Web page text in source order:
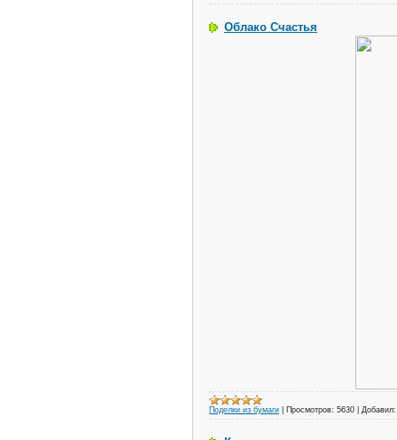
Облако Счастья
Поделки из бумаги Просмотров: 5630 Добавил: